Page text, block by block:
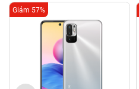
Giảm 57%